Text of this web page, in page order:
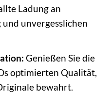
Ladung an
und unvergesslichen
Genießen Sie die
optimierten Qualität,
bewahrt.